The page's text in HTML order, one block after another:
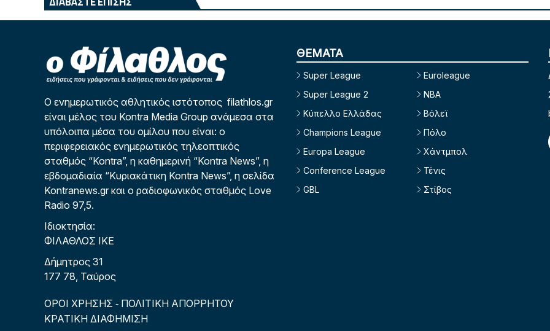
Ο ενημερωτικός αθλητικός ιστότοπος filathlos.gr
είναι μέλος του Kontra Media Group ανάμεσα στα
υπόλοιπα μέσα του ομίλου που είναι: ο
περιφερειακός ενημερωτικός τηλεοπτικός
σταθμός “Kontra”, η καθημερινή “Kontra News”, η
εβδομαδιαία “Κυριακάτικη Kontra News”, η σελίδα
Kontranews.gr και ο ραδιοφωνικός σταθμός Love
Radio 97,5.
Ιδιοκτησία:
ΦΙΛΑΘΛΟΣ ΙΚΕ
Δήμητρος 31
177 78, Ταύρος
ΟΡΟΙ ΧΡΗΣΗΣ - ΠΟΛΙΤΙΚΗ ΑΠΟΡΡΗΤΟΥ
ΚΡΑΤΙΚΗ ΔΙΑΦΗΜΙΣΗ
ΘΕΜΑΤΑ
Super League
Super League 2
Κύπελλο Ελλάδας
Champions League
Europa League
Conference League
GBL
Euroleague
NBA
Βόλεϊ
Πόλο
Χάντμπολ
Τένις
Στίβος